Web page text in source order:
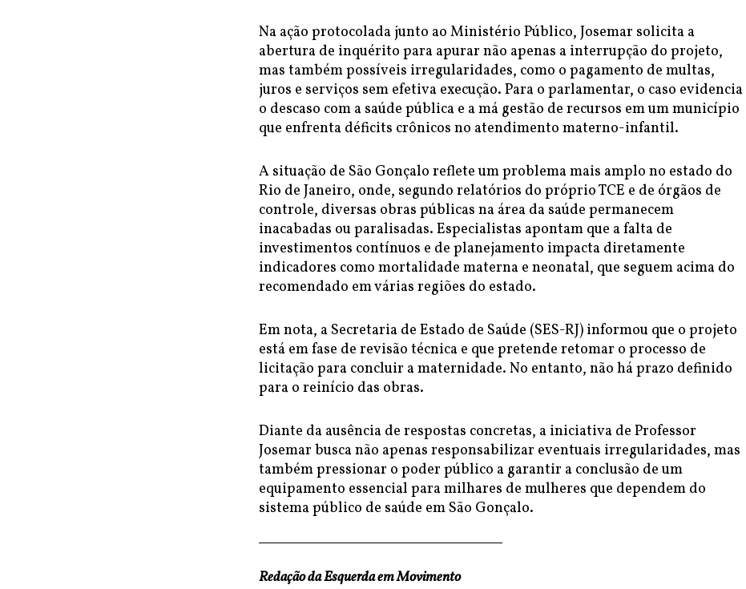
Na ação protocolada junto ao Ministério Público, Josemar solicita a
abertura de inquérito para apurar não apenas a interrupção do projeto,
mas também possíveis irregularidades, como o pagamento de multas,
juros e serviços sem efetiva execução. Para o parlamentar, o caso evidencia
o descaso com a saúde pública e a má gestão de recursos em um município
que enfrenta déficits crônicos no atendimento materno-infantil.
A situação de São Gonçalo reflete um problema mais amplo no estado do
Rio de Janeiro, onde, segundo relatórios do próprio TCE e de órgãos de
controle, diversas obras públicas na área da saúde permanecem
inacabadas ou paralisadas. Especialistas apontam que a falta de
investimentos contínuos e de planejamento impacta diretamente
indicadores como mortalidade materna e neonatal, que seguem acima do
recomendado em várias regiões do estado.
Em nota, a Secretaria de Estado de Saúde (SES-RJ) informou que o projeto
está em fase de revisão técnica e que pretende retomar o processo de
licitação para concluir a maternidade. No entanto, não há prazo definido
para o reinício das obras.
Diante da ausência de respostas concretas, a iniciativa de Professor
Josemar busca não apenas responsabilizar eventuais irregularidades, mas
também pressionar o poder público a garantir a conclusão de um
equipamento essencial para milhares de mulheres que dependem do
sistema público de saúde em São Gonçalo.
Redação da Esquerda em Movimento